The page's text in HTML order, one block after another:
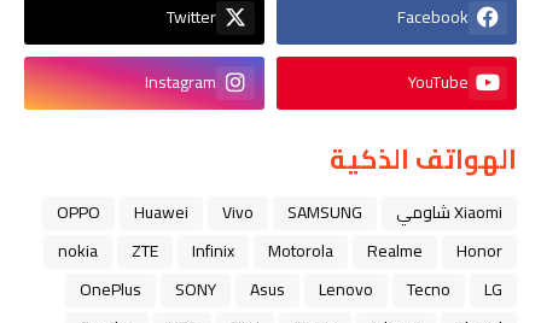
Facebook
Twitter
YouTube
Instagram
الهواتف الذكية
Xiaomi شاومي SAMSUNG
Vivo
Huawei
OPPO
Honor
Realme
Motorola
Infinix
ZTE
nokia
LG
Tecno
Lenovo
Asus
SONY
OnePlus